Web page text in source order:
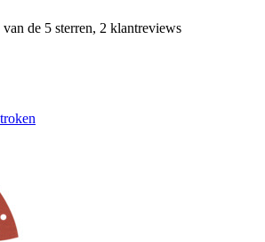
de 5 sterren, 2 klantreviews